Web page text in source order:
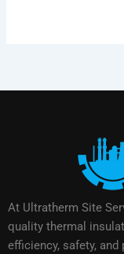
At Ultratherm Site
quality thermal
efficiency, safety,